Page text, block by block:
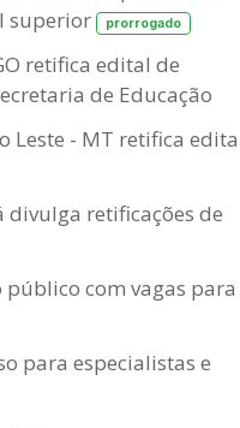
superior
prorrogado
retifica edital de
de Educação
Leste - MT retifica
divulga retificações de
público com vagas para
para especialistas e